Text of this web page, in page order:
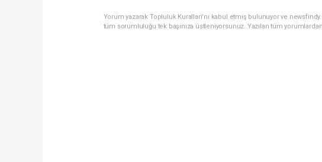
Yorum yazarak Topluluk Kuralları’nı kabul etmiş bulunuyor ve
tüm sorumluluğu tek başınıza üstleniyorsunuz. Yazılan tüm